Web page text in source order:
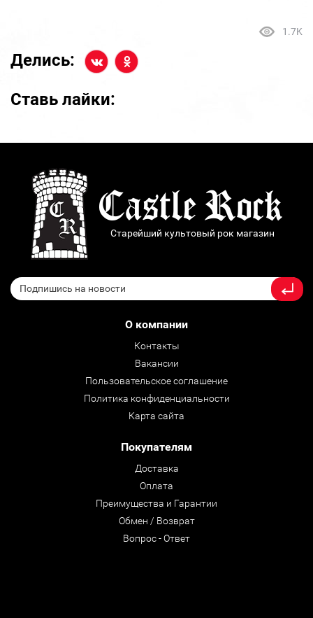
1.7K
Делись:
Ставь лайки:
Старейший культовый рок магазин
О компании
Контакты
Вакансии
Пользовательское соглашение
Политика конфиденциальности
Карта сайта
Покупателям
Доставка
Оплата
Преимущества и Гарантии
Обмен / Возврат
Вопрос - Ответ